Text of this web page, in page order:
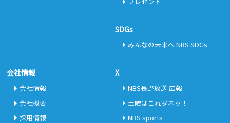
SDGs
みんなの未来へ NBS SDGs
会社情報
会社情報
会社概要
採用情報
X
NBS長野放送 広報
土曜はこれダネッ！
NBS sports